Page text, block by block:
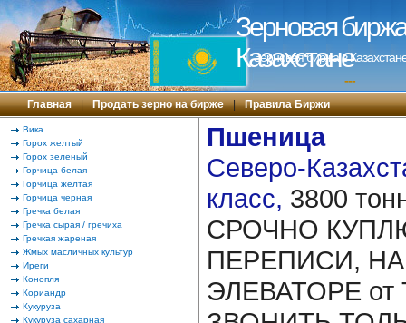
Зерновая
Казахстане
Зерновая биржа в
---
Главная | Продать зерно на бирже | Правила Биржи
Вика
Горох желтый
Горох зеленый
Горчица белая
Горчица желтая
Горчица черная
Гречка белая
Гречка сырая / гречиха
Гречкая жареная
Жмых масличных культур
Иреги
Конопля
Кориандр
Кукуруза
Кукуруза сахарная
Пшеница
Северо-
класс, 3800
СРОЧНО
ПЕРЕПИСИ,
ЭЛЕВАТОРЕ от